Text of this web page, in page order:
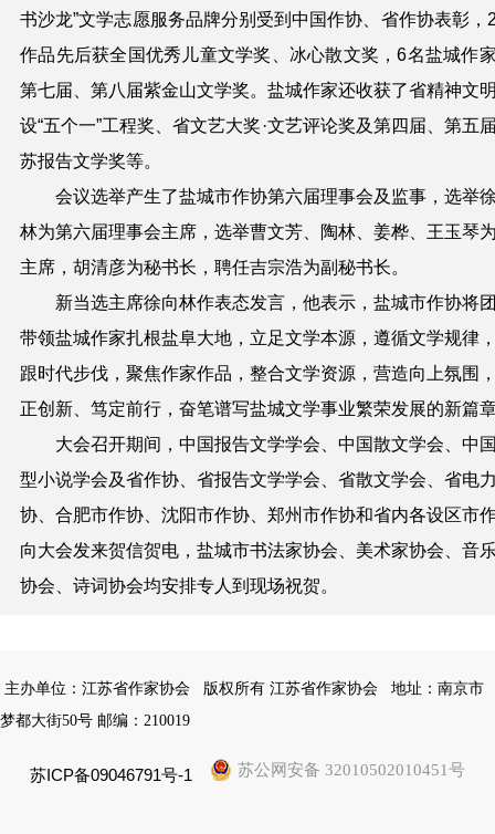
书沙龙”文学志愿服务品牌分别受到中国作协、省作协表彰，
作品先后获全国优秀儿童文学奖、冰心散文奖，6名盐城作
第七届、第八届紫金山文学奖。盐城作家还收获了省精神文
设“五个一”工程奖、省文艺大奖·文艺评论奖及第四届、第五
苏报告文学奖等。
会议选举产生了盐城市作协第六届理事会及监事，选举
林为第六届理事会主席，选举曹文芳、陶林、姜桦、王玉琴
主席，胡清彦为秘书长，聘任吉宗浩为副秘书长。
新当选主席徐向林作表态发言，他表示，盐城市作协将
带领盐城作家扎根盐阜大地，立足文学本源，遵循文学规律
跟时代步伐，聚焦作家作品，整合文学资源，营造向上氛围
正创新、笃定前行，奋笔谱写盐城文学事业繁荣发展的新篇
大会召开期间，中国报告文学学会、中国散文学会、中
型小说学会及省作协、省报告文学学会、省散文学会、省电
协、合肥市作协、沈阳市作协、郑州市作协和省内各设区市
向大会发来贺信贺电，盐城市书法家协会、美术家协会、音
协会、诗词协会均安排专人到现场祝贺。
主办单位：江苏省作家协会 版权所有 江苏省作家协会
地址：南京市
梦都大街50号 邮编：210019
苏ICP备09046791号-1 苏公网安备 32010502010451号